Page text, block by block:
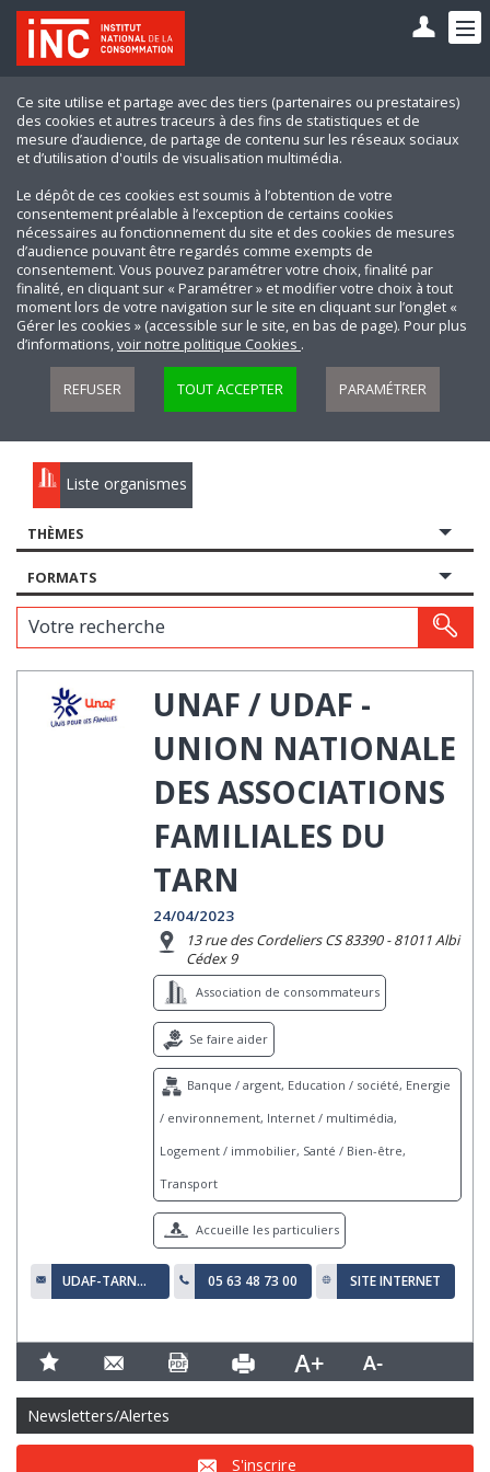
Ce site utilise et partage avec des tiers (partenaires ou prestataires)
des cookies et autres traceurs à des fins de statistiques et de
mesure d’audience, de partage de contenu sur les réseaux sociaux
et d’utilisation d'outils de visualisation multimédia.
Le dépôt de ces cookies est soumis à l’obtention de votre
consentement préalable à l’exception de certains cookies
nécessaires au fonctionnement du site et des cookies de mesures
d’audience pouvant être regardés comme exempts de
consentement. Vous pouvez paramétrer votre choix, finalité par
finalité, en cliquant sur « Paramétrer » et modifier votre choix à tout
moment lors de votre navigation sur le site en cliquant sur l’onglet «
Gérer les cookies » (accessible sur le site, en bas de page). Pour plus
d’informations,voir notre politique Cookies .
REFUSER TOUT ACCEPTER PARAMÉTRER
Liste organismes
THÈMES
FORMATS
Votre recherche
UNAF / UDAF -
UNION NATIONALE
DES ASSOCIATIONS
FAMILIALES DU
TARN
24/04/2023
13 rue des Cordeliers CS 83390 - 81011 Albi
Cédex 9
Association de consommateurs
Se faire aider
Banque / argent, Education / société, Energie
/ environnement, Internet / multimédia,
Logement / immobilier, Santé / Bien-être,
Transport
Accueille les particuliers
UDAF-TARN@WANADOO.FR 05 63 48 73 00 SITE INTERNET
Newsletters/Alertes
S'inscrire